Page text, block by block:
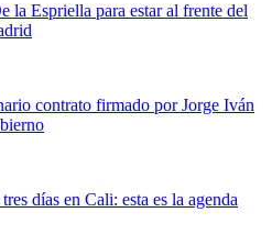
la Espriella para estar al frente del
contrato firmado por Jorge Iván
días en Cali: esta es la agenda